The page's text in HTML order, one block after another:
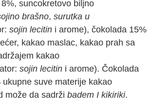
suncokretovo biljno
brašno, surutka u
sojin lecitin i arome), čokolada 15%
kakao maslac, kakao prah sa
kakao
sojin lecitin i arome). Čokolada
suve materije kakao
može da sadrži badem I kikiriki.